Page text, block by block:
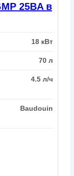
25BA в
18 кВт
70 л
4.5 л/ч
Baudouin